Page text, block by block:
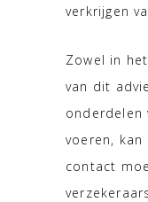
verkrijgen
Zowel in
van dit
onderdelen
voeren,
contact